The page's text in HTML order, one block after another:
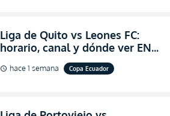
Liga de Quito vs Leones FC:
horario, canal y dónde ver EN
VIVO los octavos de final de la
Copa Ecuador 2026
schedule hace 1 semana Copa Ecuador